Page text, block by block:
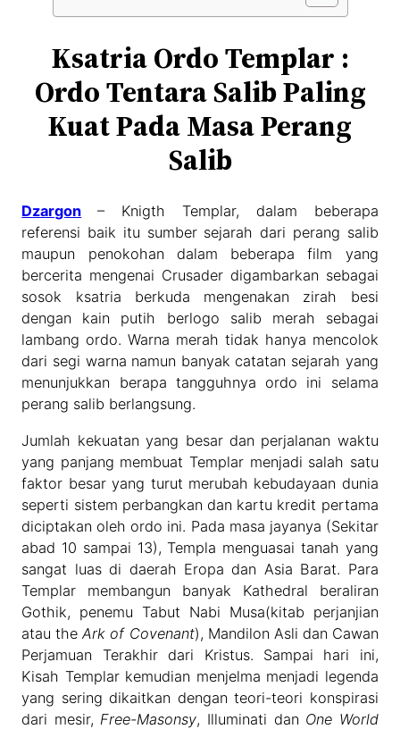
Ksatria Ordo Templar :
Ordo Tentara Salib Paling
Kuat Pada Masa Perang
Salib
Dzargon
– Knigth Templar, dalam beberapa
referensi baik itu sumber sejarah dari perang salib
maupun penokohan dalam beberapa film yang
bercerita mengenai Crusader digambarkan sebagai
sosok ksatria berkuda mengenakan zirah besi
dengan kain putih berlogo salib merah sebagai
lambang ordo. Warna merah tidak hanya mencolok
dari segi warna namun banyak catatan sejarah yang
menunjukkan berapa tangguhnya ordo ini selama
perang salib berlangsung.
Jumlah kekuatan yang besar dan perjalanan waktu
yang panjang membuat Templar menjadi salah satu
faktor besar yang turut merubah kebudayaan dunia
seperti sistem perbangkan dan kartu kredit pertama
diciptakan oleh ordo ini. Pada masa jayanya (Sekitar
abad 10 sampai 13), Templa menguasai tanah yang
sangat luas di daerah Eropa dan Asia Barat. Para
Templar membangun banyak Kathedral beraliran
Gothik, penemu Tabut Nabi Musa(kitab perjanjian
atau theArk of Covenant), Mandilon Asli dan Cawan
Perjamuan Terakhir dari Kristus. Sampai hari ini,
Kisah Templar kemudian menjelma menjadi legenda
yang sering dikaitkan dengan teori-teori konspirasi
dari mesir, Free-Masonsy, Illuminati dan One World